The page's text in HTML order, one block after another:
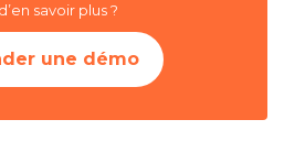
savoir plus ?
une démo